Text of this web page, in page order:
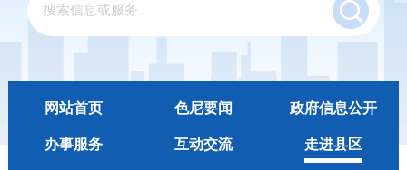
网站首页 色尼要闻 政府信息公开
办事服务 互动交流 走进县区